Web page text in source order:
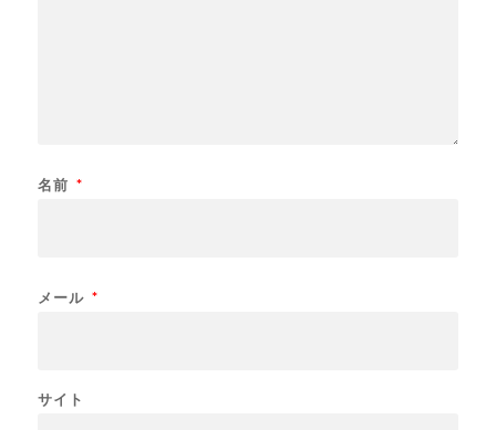
名前 *
メール *
サイト